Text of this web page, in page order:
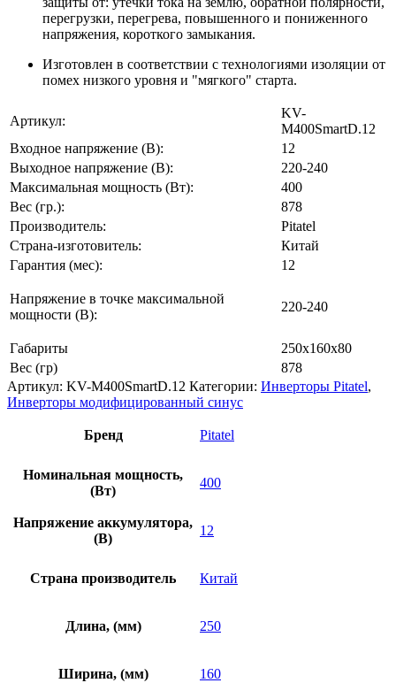
перегрузки, перегрева, повышенного и пониженного
напряжения, короткого замыкания.
Изготовлен в соответствии с технологиями изоляции от
помех низкого уровня и "мягкого" старта.
Артикул:
KV-
M400SmartD.12
Входное напряжение (В):
12
Выходное напряжение (В):
220-240
Максимальная мощность (Вт):
400
Вес (гр.):
878
Производитель:
Pitatel
Страна-изготовитель:
Китай
Гарантия (мес):
12
Напряжение в точке максимальной
мощности (В):
220-240
Габариты
250x160x80
Вес (гр)
878
Артикул: KV-M400SmartD.12 Категории: Инверторы Pitatel,
Инверторы модифицированный синус
Бренд Pitatel
Номинальная мощность,
(Вт)
400
Напряжение аккумулятора,
(В)
12
Страна производитель Китай
Длина, (мм) 250
Ширина, (мм) 160